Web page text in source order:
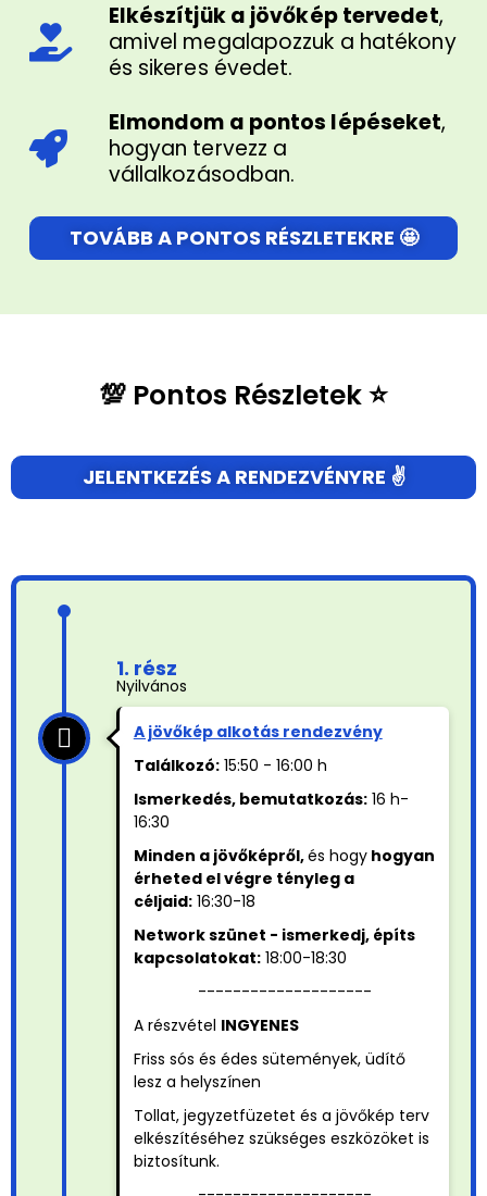
Elkészítjük a jövőkép tervedet,
amivel megalapozzuk a hatékony
és sikeres évedet.
Elmondom a pontos lépéseket,
hogyan tervezz a
vállalkozásodban.
TOVÁBB A PONTOS RÉSZLETEKRE 🤩
💯 Pontos Részletek ⭐
JELENTKEZÉS A RENDEZVÉNYRE ✌️
1. rész
Nyilvános
A jövőkép alkotás rendezvény
Találkozó:15:50 - 16:00 h
Ismerkedés, bemutatkozás:16 h-
16:30
Minden a jövőképről,és hogyhogyan
érheted el végre tényleg a
céljaid:16:30-18
Network szünet - ismerkedj, építs
kapcsolatokat:18:00-18:30
--------------------
A részvétel INGYENES
Friss sós és édes sütemények, üdítő
lesz a helyszínen
Tollat, jegyzetfüzetet és a jövőkép terv
elkészítéséhez szükséges eszközöket is
biztosítunk.